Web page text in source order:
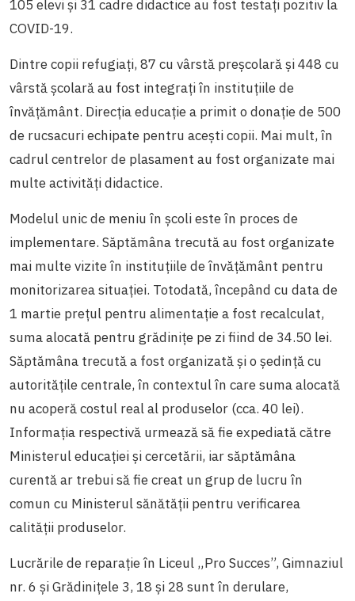
105 elevi și 31 cadre didactice au fost testați pozitiv la
COVID-19.
Dintre copii refugiați, 87 cu vârstă preșcolară și 448 cu
vârstă școlară au fost integrați în instituțiile de
învățământ. Direcția educație a primit o donație de 500
de rucsacuri echipate pentru acești copii. Mai mult, în
cadrul centrelor de plasament au fost organizate mai
multe activități didactice.
Modelul unic de meniu în școli este în proces de
implementare. Săptămâna trecută au fost organizate
mai multe vizite în instituțiile de învățământ pentru
monitorizarea situației. Totodată, începând cu data de
1 martie prețul pentru alimentație a fost recalculat,
suma alocată pentru grădinițe pe zi fiind de 34.50 lei.
Săptămâna trecută a fost organizată și o ședință cu
autoritățile centrale, în contextul în care suma alocată
nu acoperă costul real al produselor (cca. 40 lei).
Informația respectivă urmează să fie expediată către
Ministerul educației și cercetării, iar săptămâna
curentă ar trebui să fie creat un grup de lucru în
comun cu Ministerul sănătății pentru verificarea
calității produselor.
Lucrările de reparație în Liceul „Pro Succes”, Gimnaziul
nr. 6 și Grădinițele 3, 18 și 28 sunt în derulare,